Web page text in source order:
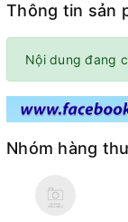
Thông tin sản
Nội dung đang
Nhóm hàng